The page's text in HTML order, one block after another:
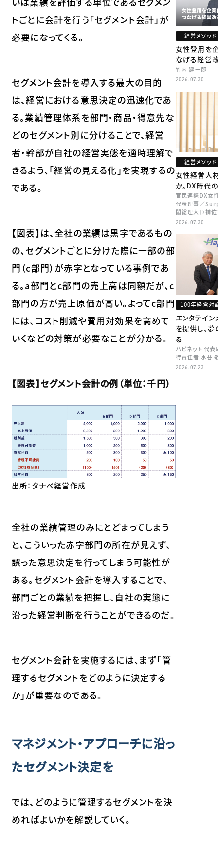
トごとに会計を行う「セグメント会計」が
必要になってくる。
セグメント会計を導入する最大の目的
は、経営における意思決定の迅速化であ
る。業績管理体系を部門・商品・得意先な
どのセグメント別に分けることで、経営
者・幹部が自社の経営実態を適時理解で
きるよう、「経営の見える化」を実現するの
である。
【図表】は、全社の業績は黒字であるもの
の、セグメントごとに分けた際に一部の部
門（c部門）が赤字となっている事例であ
る。a部門とc部門の売上高は同額だが、c
部門の方が売上原価が高い。よってc部門
には、コスト削減や費用対効果を高めて
いくなどの対策が必要なことが分かる。
【図表】セグメント会計の例（単位：千円）
出所：タナベ経営作成
全社の業績管理のみにとどまってしまう
と、こういった赤字部門の所在が見えず、
誤った意思決定を行ってしまう可能性が
ある。セグメント会計を導入することで、
部門ごとの業績を把握し、自社の実態に
沿った経営判断を行うことができるのだ。
セグメント会計を実施するには、まず「管
理するセグメントをどのように決定する
か」が重要なのである。
マネジメント・アプローチに沿っ
たセグメント決定を
では、どのように管理するセグメントを決
めればよいかを解説していく。
経営メソッド
女性登用を
なげる経営
竹内 建一郎
2026.07.30
経営メソッド
女性経営人
か。DX時代
官民連携DX女
代表理事／
閣総理大臣補佐
矢田 稚子
2026.07.30
100年経営対
エンタテイ
を提供し、
る
ハピネット 代
行責任者 水谷
2026.07.23